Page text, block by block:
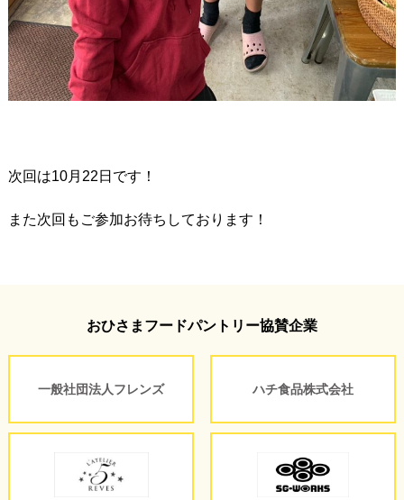
次回は10月22日です！
また次回もご参加お待ちしております！
おひさまフードパントリー協賛企業
一般社団法人フレンズ ハチ食品株式会社